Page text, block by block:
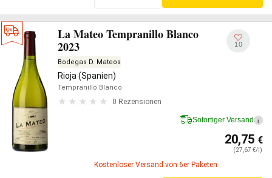
La Mateo Tempranillo Blanco
2023
Bodegas D. Mateos
Rioja (Spanien)
Tempranillo Blanco
0 Rezensionen
10
Sofortiger Versand i
20,75 €
(27,67 €/l)
Kostenloser Versand von 6er Paketen